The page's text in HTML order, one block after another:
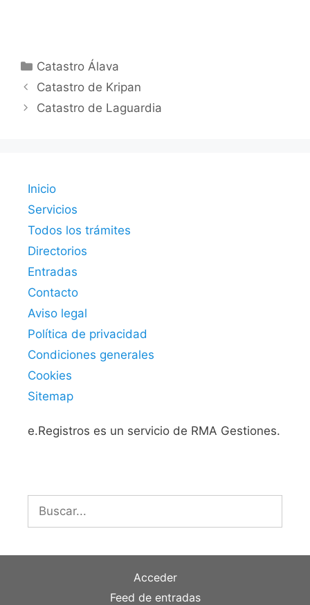
Categorías
Catastro Álava
Catastro de Kripan
Catastro de Laguardia
Inicio
Servicios
Todos los trámites
Directorios
Entradas
Contacto
Aviso legal
Política de privacidad
Condiciones generales
Cookies
Sitemap
e.Registros es un servicio de RMA Gestiones.
Acceder
Feed de entradas